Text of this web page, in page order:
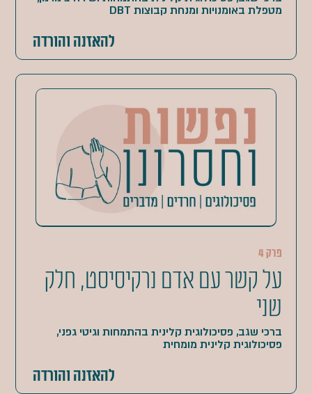
מטפלת באומנויות ומנחת קבוצות DBT
להאזנה והורדה
פרק 4
על קשר עם אדם נרקיסיסט, חלק
שני
ברכי שגב, פסיכולוגית קלינית בהתמחות וגיטי גפני,
פסיכולוגית קלינית מומחית
להאזנה והורדה